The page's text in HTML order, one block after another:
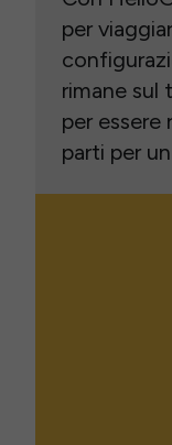
per
rimane sul
per
parti per